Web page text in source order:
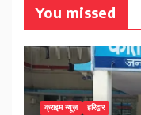
You missed
क्राइम न्यूज़ हरिद्वार